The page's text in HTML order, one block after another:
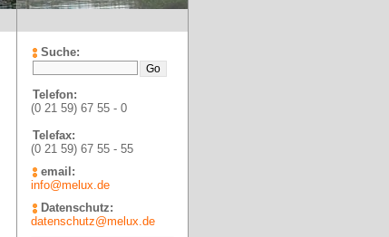
Suche:
Telefon:
(0 21 59) 67 55 - 0
Telefax:
(0 21 59) 67 55 - 55
email:
info@melux.de
Datenschutz:
datenschutz@melux.de